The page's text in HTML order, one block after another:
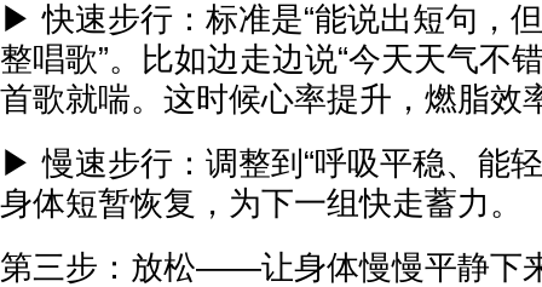
▶ 快速步行：标准是“能说出短句，
整唱歌”。比如边走边说“今天天气不
首歌就喘。这时候心率提升，燃脂效
▶ 慢速步行：调整到“呼吸平稳、能
身体短暂恢复，为下一组快走蓄力。
第三步：放松——让身体慢慢平静下